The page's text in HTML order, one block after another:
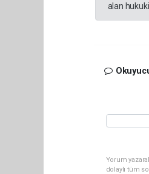
alan
Yorum
dolaylı tüm